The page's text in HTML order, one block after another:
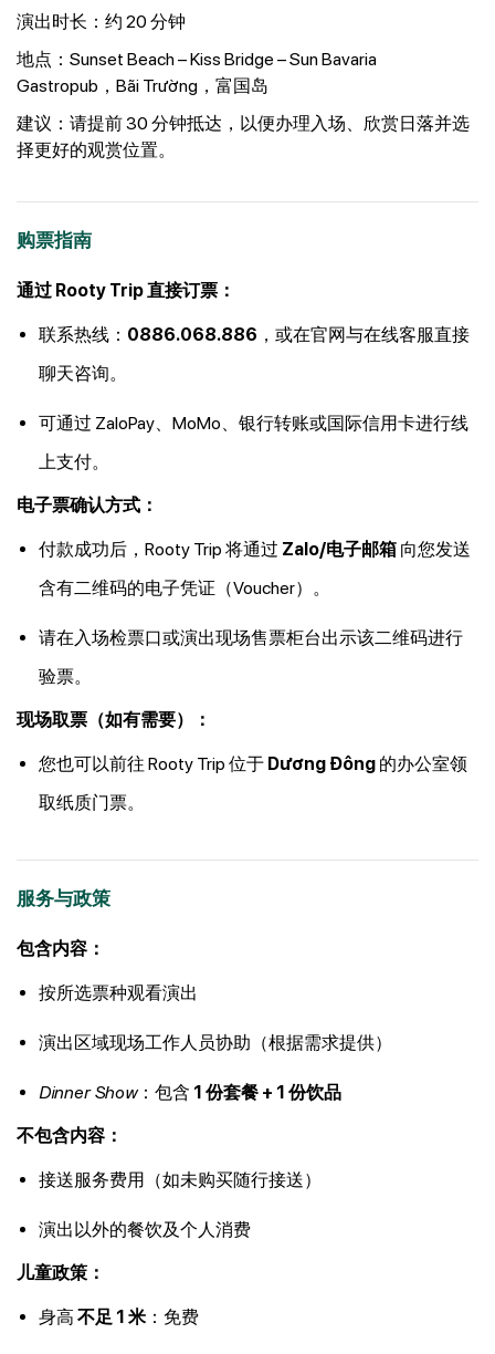
演出时长：约 20 分钟
地点：Sunset Beach – Kiss Bridge – Sun Bavaria
Gastropub，Bãi Trường，富国岛
建议：请提前 30 分钟抵达，以便办理入场、欣赏日落并选
择更好的观赏位置。
购票指南
通过 Rooty Trip 直接订票：
联系热线： 0886.068.886 ，或在官网与在线客服直接
聊天咨询。
可通过 ZaloPay、MoMo、银行转账或国际信用卡进行线
上支付。
电子票确认方式：
付款成功后，Rooty Trip 将通过 Zalo/电子邮箱 向您发送
含有二维码的电子凭证（Voucher）。
请在入场检票口或演出现场售票柜台出示该二维码进行
验票。
现场取票（如有需要）：
您也可以前往 Rooty Trip 位于 Dương Đông 的办公室领
取纸质门票。
服务与政策
包含内容：
按所选票种观看演出
演出区域现场工作人员协助（根据需求提供）
Dinner Show：包含 1 份套餐 + 1 份饮品
不包含内容：
接送服务费用（如未购买随行接送）
演出以外的餐饮及个人消费
儿童政策：
身高 不足 1 米 ：免费